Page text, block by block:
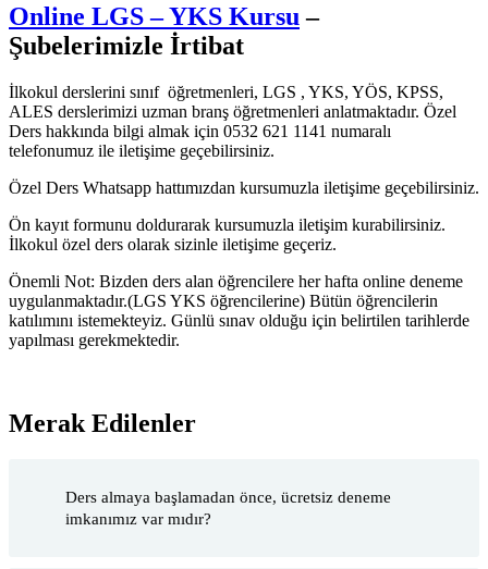
Online LGS – YKS Kursu –
Şubelerimizle İrtibat
İlkokul derslerini sınıf öğretmenleri, LGS , YKS, YÖS, KPSS,
ALES derslerimizi uzman branş öğretmenleri anlatmaktadır. Özel
Ders hakkında bilgi almak için 0532 621 1141 numaralı
telefonumuz ile iletişime geçebilirsiniz.
Özel Ders Whatsapp hattımızdan kursumuzla iletişime geçebilirsiniz.
Ön kayıt formunu doldurarak kursumuzla iletişim kurabilirsiniz.
İlkokul özel ders olarak sizinle iletişime geçeriz.
Önemli Not: Bizden ders alan öğrencilere her hafta online deneme
uygulanmaktadır.(LGS YKS öğrencilerine) Bütün öğrencilerin
katılımını istemekteyiz. Günlü sınav olduğu için belirtilen tarihlerde
yapılması gerekmektedir.
Merak Edilenler
Ders almaya başlamadan önce, ücretsiz deneme
imkanımız var mıdır?